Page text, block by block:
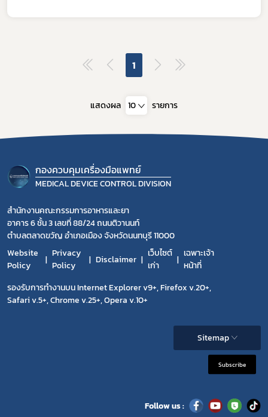
1
แสดงผล 10 รายการ
กองควบคุมเครื่องมือแพทย์
MEDICAL DEVICE CONTROL DIVISION
สำนักงานคณะกรรมการอาหารและยา
อาคาร 6 ชั้น 3 เลขที่ 88/24 ถนนติวานนท์
ตำบลตลาดขวัญ อำเภอเมือง จังหวัดนนทบุรี 11000
Website
Policy
Privacy
Policy
Disclaimer
เว็บไซต์
เก่า
เฉพาะเจ้า
หน้าที่
รองรับการทำงานบน Internet Explorer v9+, Firefox v.20+,
Safari v.5+, Chrome v.25+, Opera v.10+
Sitemap
Subscribe
Follow us :